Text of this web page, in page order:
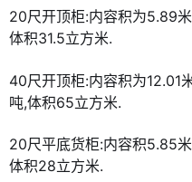
20尺开顶柜:内容积为5.89
体积31.5立方米.
40尺开顶柜:内容积为12.01
吨,体积65立方米.
20尺平底货柜:内容积5.85
体积28立方米.